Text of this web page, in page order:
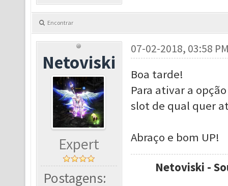
Encontrar
Netoviski
Expert
Postagens:
07-02-2018, 03:58
Boa tarde!
Para ativar a
slot de qual quer
Abraço e bom UP!
Netoviski -